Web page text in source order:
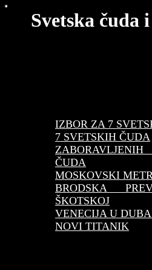
Svetska čuda
IZBOR ZA 7
7 SVETSKIH ČUDA
ČUDA
MOSKOVSKI
BRODSKA
ŠKOTSKOJ
VENECIJA U
NOVI TITANIK